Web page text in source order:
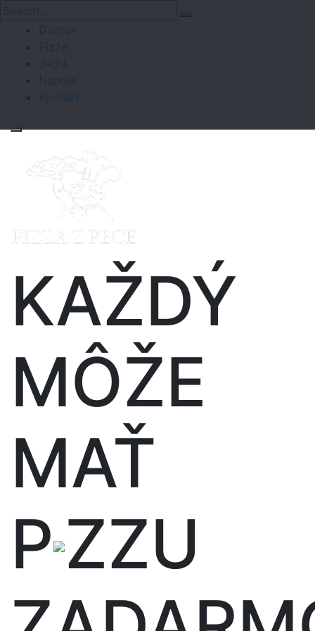
Domov
Pizze
Jedlá
Nápoje
Kontakt
KAŽDÝ
MÔŽE
MAŤ
P ZZU